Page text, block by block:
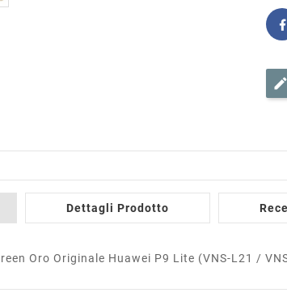
edit
Dettagli Prodotto
Oro Originale Huawei P9 Lite (VNS-L21 /